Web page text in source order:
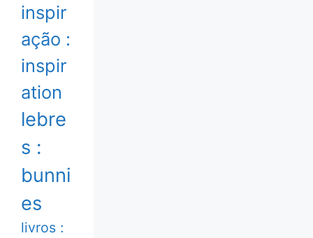
inspir
ação :
inspir
ation
lebre
s :
bunni
es
livros :